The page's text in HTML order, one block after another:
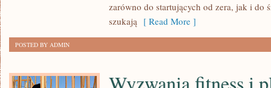
zarówno do startujących od zera, jak i do
szukają [ Read More ]
POSTED BY ADMIN